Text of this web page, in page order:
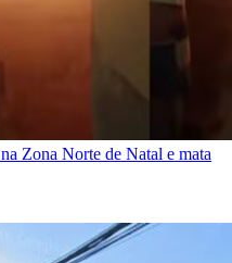
Zona Norte de Natal e mata